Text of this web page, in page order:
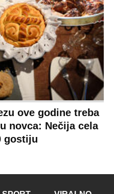
ove godine treba
novca: Nečija cela
gostiju